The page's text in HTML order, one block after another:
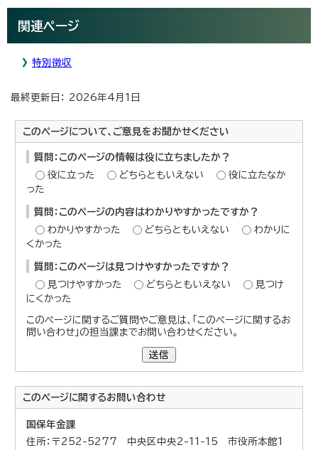
関連ページ
特別徴収
最終更新日： 2026年4月1日
このページについて、ご意見をお聞かせください
質問：このページの情報は役に立ちましたか？
役に立った
どちらともいえない
役に立たなか
った
質問：このページの内容はわかりやすかったですか？
わかりやすかった
どちらともいえない
わかりに
くかった
質問：このページは見つけやすかったですか？
見つけやすかった
どちらともいえない
見つけ
にくかった
このページに関するご質問やご意見は、「このページに関するお
問い合わせ」の担当課までお問い合わせください。
送信
このページに関するお問い合わせ
国保年金課
住所：〒252-5277 中央区中央2-11-15 市役所本館1